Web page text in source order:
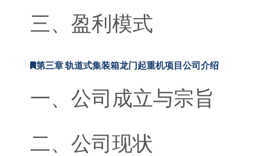
三、盈利模式
第三章 轨道式集装箱龙门起重机项目公司介绍
一、公司成立与宗旨
二、公司现状